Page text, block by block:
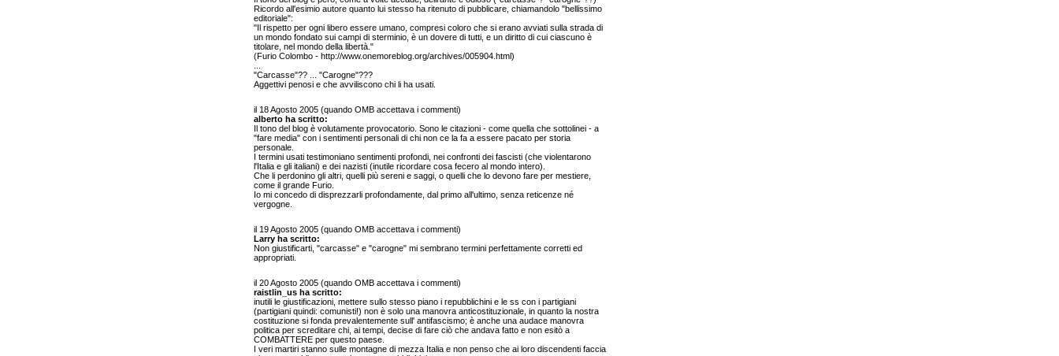
Ricordo all'esimio autore quanto lui stesso ha ritenuto di pubblicare, chiamandolo "bellissimo
editoriale":
"Il rispetto per ogni libero essere umano, compresi coloro che si erano avviati sulla strada di
un mondo fondato sui campi di sterminio, è un dovere di tutti, e un diritto di cui ciascuno è
titolare, nel mondo della libertà."
(Furio Colombo - http://www.onemoreblog.org/archives/005904.html)
"Carcasse"?? ... "Carogne"???
Aggettivi penosi e che avviliscono chi li ha usati.
il 18 Agosto 2005 (quando OMB accettava i commenti)
alberto ha scritto:
Il tono del blog è volutamente provocatorio. Sono le citazioni - come quella che sottolinei - a
"fare media" con i sentimenti personali di chi non ce la fa a essere pacato per storia
personale.
I termini usati testimoniano sentimenti profondi, nei confronti dei fascisti (che violentarono
l'Italia e gli italiani) e dei nazisti (inutile ricordare cosa fecero al mondo intero).
Che li perdonino gli altri, quelli più sereni e saggi, o quelli che lo devono fare per mestiere,
come il grande Furio.
Io mi concedo di disprezzarli profondamente, dal primo all'ultimo, senza reticenze né
vergogne.
il 19 Agosto 2005 (quando OMB accettava i commenti)
Larry ha scritto:
Non giustificarti, "carcasse" e "carogne" mi sembrano termini perfettamente corretti ed
appropriati.
il 20 Agosto 2005 (quando OMB accettava i commenti)
raistlin_us ha scritto:
inutili le giustificazioni, mettere sullo stesso piano i repubblichini e le ss con i partigiani
(partigiani quindi: comunisti!) non è solo una manovra anticostituzionale, in quanto la nostra
costituzione si fonda prevalentemente sull' antifascismo; è anche una audace manovra
politica per screditare chi, ai tempi, decise di fare ciò che andava fatto e non esitò a
COMBATTERE per questo paese.
I veri martiri stanno sulle montagne di mezza Italia e non penso che ai loro discendenti faccia